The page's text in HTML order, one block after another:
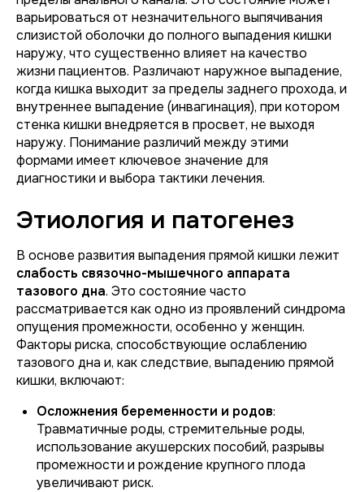
варьироваться от незначительного выпячивания
слизистой оболочки до полного выпадения кишки
наружу, что существенно влияет на качество
жизни пациентов. Различают наружное выпадение,
когда кишка выходит за пределы заднего прохода, и
внутреннее выпадение (инвагинация), при котором
стенка кишки внедряется в просвет, не выходя
наружу. Понимание различий между этими
формами имеет ключевое значение для
диагностики и выбора тактики лечения.
Этиология и патогенез
В основе развития выпадения прямой кишки лежит
слабость связочно-мышечного аппарата
тазового дна. Это состояние часто
рассматривается как одно из проявлений синдрома
опущения промежности, особенно у женщин.
Факторы риска, способствующие ослаблению
тазового дна и, как следствие, выпадению прямой
кишки, включают:
Осложнения беременности и родов:
Травматичные роды, стремительные роды,
использование акушерских пособий, разрывы
промежности и рождение крупного плода
увеличивают риск.